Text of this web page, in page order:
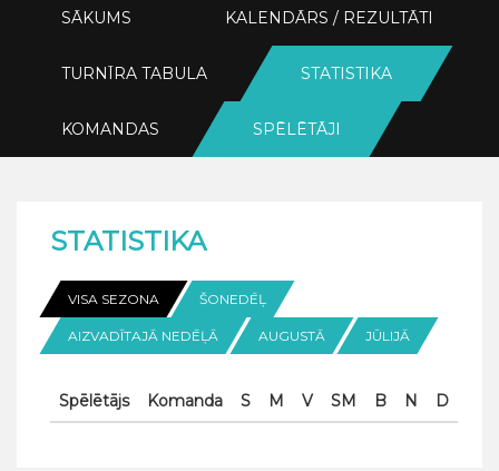
SĀKUMS KALENDĀRS / REZULTĀTI
TURNĪRA TABULA STATISTIKA
KOMANDAS SPĒLĒTĀJI
STATISTIKA
VISA SEZONA ŠONEDĒĻ
AIZVADĪTAJĀ NEDĒĻĀ AUGUSTĀ JŪLIJĀ
Spēlētājs Komanda S M V SM B N D